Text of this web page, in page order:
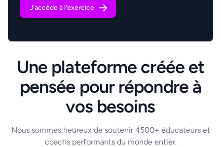
J'accède à l'exercice
Une plateforme créée et
pensée pour répondre à
vos besoins
Nous sommes heureux de soutenir 4500+ éducateurs et
coachs performants du monde entier.